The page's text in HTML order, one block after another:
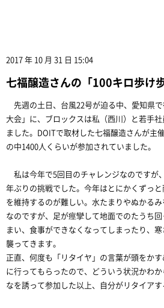
2017 年 10 月 31 日 15:04
七福醸造さんの「100キロ歩け
先週の土日、台風22号が迫る中、愛知県
大会」に、ブロックスは私（西川）と若手
ました。DOITで取材した七福醸造さんが主
の中1400人くらいが参加されていました。
私は今年で5回目のチャレンジなのですが
年ぶりの挑戦でした。今年はとにかくずっ
を維持するのが難しい。水たまりやぬかる
なのですが、足が痙攣して地面でのたうち
まい、食事ができなくなってしまったり、
襲ってきます。
正直、何度も「リタイヤ」の言葉が頭をか
に行ってもらったので、どういう状況かわ
なを誘って参加した以上、自分がリタイアす